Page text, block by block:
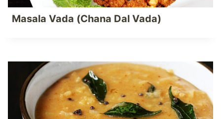
Masala Vada (Chana Dal Vada)